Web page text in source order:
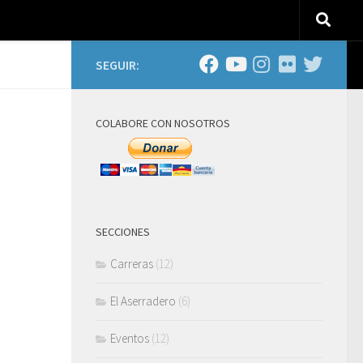
SEGUIR:
COLABORE CON NOSOTROS
SECCIONES
Carreras (12)
El Aserradero (6)
Eventos (12)